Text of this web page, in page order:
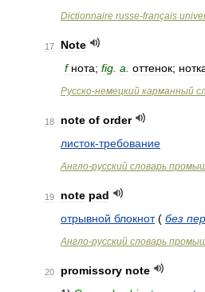
Dictionnaire russe-français
17
Note
f нота; fig a оттенок;
Русско-немецкий карманный
18 note of order
листок-требование
Англо-русский словарь
19 note pad
отрывной блокнот ( без
Англо-русский словарь
20 promissory note